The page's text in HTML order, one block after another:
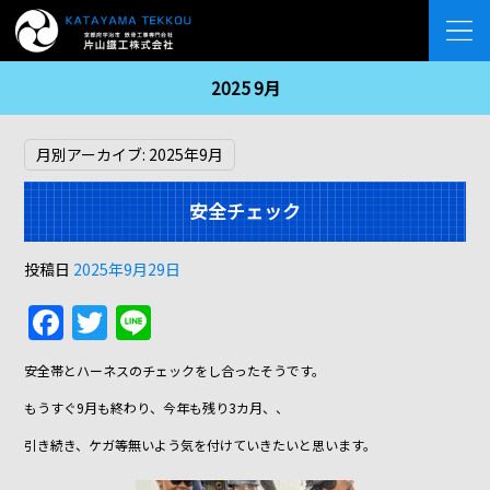
2025 9月
月別アーカイブ: 2025年9月
安全チェック
投稿日 2025年9月29日
F
a
c
e
b
T
w
itt
er
n
e
安全帯とハーネスのチェックをし合ったそうです。
もうすぐ9月も終わり、今年も残り3カ月、、
引き続き、ケガ等無いよう気を付けていきたいと思います。